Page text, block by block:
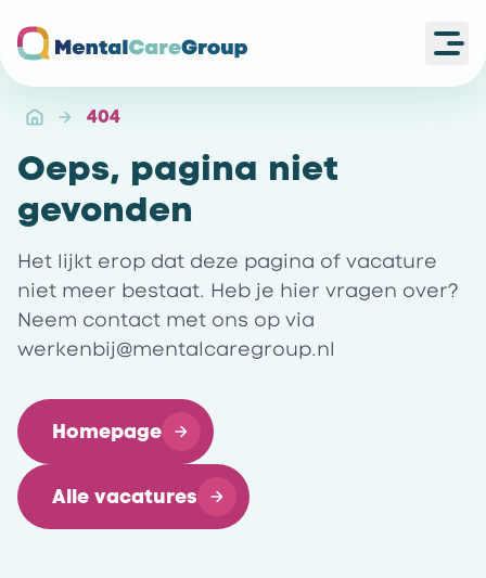
404
Oeps, pagina niet
gevonden
Het lijkt erop dat deze pagina of vacature
niet meer bestaat. Heb je hier vragen over?
Neem contact met ons op via
werkenbij@mentalcaregroup.nl
Homepage
Alle vacatures